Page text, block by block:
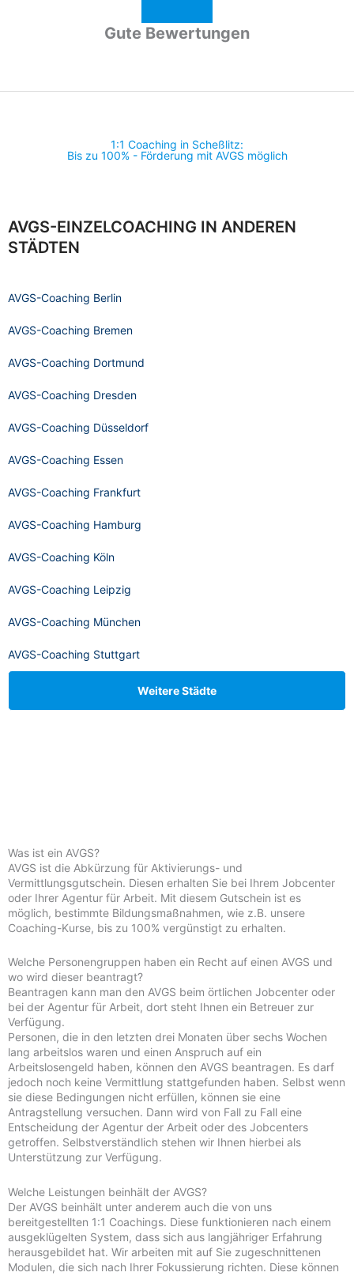
Gute Bewertungen
1:1 Coaching in Scheßlitz:
Bis zu 100% - Förderung mit AVGS möglich
AVGS-EINZELCOACHING IN ANDEREN
STÄDTEN
AVGS-Coaching Berlin
AVGS-Coaching Bremen
AVGS-Coaching Dortmund
AVGS-Coaching Dresden
AVGS-Coaching Düsseldorf
AVGS-Coaching Essen
AVGS-Coaching Frankfurt
AVGS-Coaching Hamburg
AVGS-Coaching Köln
AVGS-Coaching Leipzig
AVGS-Coaching München
AVGS-Coaching Stuttgart
Weitere Städte
Was ist ein AVGS?
AVGS ist die Abkürzung für Aktivierungs- und
Vermittlungsgutschein. Diesen erhalten Sie bei Ihrem Jobcenter
oder Ihrer Agentur für Arbeit. Mit diesem Gutschein ist es
möglich, bestimmte Bildungsmaßnahmen, wie z.B. unsere
Coaching-Kurse, bis zu 100% vergünstigt zu erhalten.
Welche Personengruppen haben ein Recht auf einen AVGS und
wo wird dieser beantragt?
Beantragen kann man den AVGS beim örtlichen Jobcenter oder
bei der Agentur für Arbeit, dort steht Ihnen ein Betreuer zur
Verfügung.
Personen, die in den letzten drei Monaten über sechs Wochen
lang arbeitslos waren und einen Anspruch auf ein
Arbeitslosengeld haben, können den AVGS beantragen. Es darf
jedoch noch keine Vermittlung stattgefunden haben. Selbst wenn
sie diese Bedingungen nicht erfüllen, können sie eine
Antragstellung versuchen. Dann wird von Fall zu Fall eine
Entscheidung der Agentur der Arbeit oder des Jobcenters
getroffen. Selbstverständlich stehen wir Ihnen hierbei als
Unterstützung zur Verfügung.
Welche Leistungen beinhält der AVGS?
Der AVGS beinhält unter anderem auch die von uns
bereitgestellten 1:1 Coachings. Diese funktionieren nach einem
ausgeklügelten System, dass sich aus langjähriger Erfahrung
herausgebildet hat. Wir arbeiten mit auf Sie zugeschnittenen
Modulen, die sich nach Ihrer Fokussierung richten. Diese können